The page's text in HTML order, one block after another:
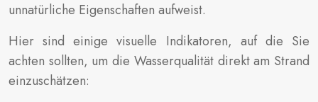
unnatürliche Eigenschaften aufweist.
Hier sind einige visuelle Indikatoren, auf die Sie
achten sollten, um die Wasserqualität direkt am Strand
einzuschätzen: